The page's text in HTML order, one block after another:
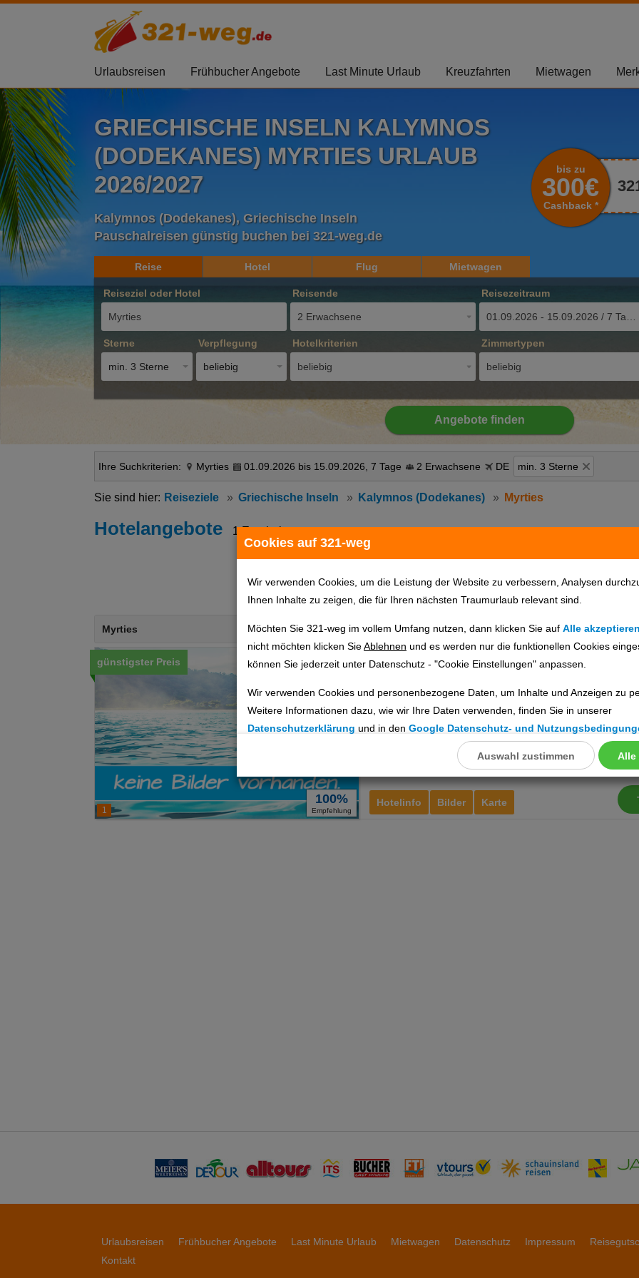
Cookies auf 321-weg
Wir verwenden Cookies, um die Leistung der Website zu verbessern, Analysen
Ihnen Inhalte zu zeigen, die für Ihren nächsten Traumurlaub relevant sind.
Möchten Sie 321-weg im vollem Umfang nutzen, dann klicken Sie auf Alle akzeptieren
nicht möchten klicken SieAblehnen und es werden nur die funktionellen Cookies
können Sie jederzeit unter Datenschutz - "Cookie Einstellungen" anpassen.
Wir verwenden Cookies und personenbezogene Daten, um Inhalte und Anzeigen zu
Weitere Informationen dazu, wie wir Ihre Daten verwenden, finden Sie in unserer
Datenschutzerklärung und in den Google Datenschutz- und
Technische Cookies
Analyse
Alle
Auswahl zustimmen
Urlaubsreisen Frühbucher Angebote Last Minute Urlaub Kreuzfahrten Mietwagen
GRIECHISCHE INSELN KALYMNOS
(DODEKANES) MYRTIES URLAUB
2026/2027
Kalymnos (Dodekanes), Griechische Inseln
Pauschalreisen günstig buchen bei 321-weg.de
bis zu
300€
Cashback *
Reise Hotel Flug Mietwagen
Reiseziel oder Hotel Reisende
2 Erwachsene
Reisezeitraum
01.09.2026 - 15.09.2026 / 7 Tage
Sterne
min. 3 Sterne
Verpflegung
beliebig
Hotelkriterien
beliebig
Zimmertypen
beliebig
Angebote finden
Ihre Suchkriterien: Myrties 01.09.2026 bis 15.09.2026, 7 Tage 2 Erwachsene DE min. 3 Sterne
Reiseziele Griechische Inseln Kalymnos (Dodekanes) Myrties
Hotelangebote 1 Ergebnisse
Hotels auf Karte anzeigen
Myrties günstigster Preis Hotelname Hotelort Sterne
1
günstigster Preis
100%
Empfehlung
Hotelinfo Bilder Karte
Myrties Boutique
Ort:
Myrties
inkl.
Urlaubsreisen Frühbucher Angebote Last Minute Urlaub Mietwagen Datenschutz Impressum
Kontakt